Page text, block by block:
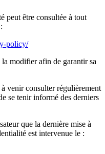
peut être consultée à tout
policy/
modifier afin de garantir sa
venir consulter régulièrement
se tenir informé des derniers
que la dernière mise à
est intervenue le :